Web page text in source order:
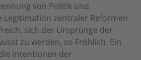
von Politik und
Legitimation zentraler Reformen
sich der Ursprünge der
zu werden, so Fröhlich. Ein
Intentionen der